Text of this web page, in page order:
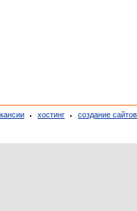
хостинг создание сайтов